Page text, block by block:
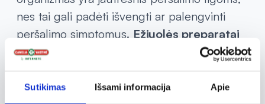
Sutikimas Išsami informacija Apie
nes tai gali padėti išvengti ar palengvinti
peršalimo simptomus. Ežiuolės preparatai
gali būti vartojami mikstūrų, čiulpiamų
pasirinkti tinkamiausią formą pagal